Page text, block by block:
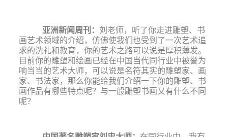
亚洲新闻周刊 ： 刘老师，听了你走进雕塑、书
画艺术领域的介绍，仿佛使我们也受到了一次艺术追
求的洗礼和教育，你的艺术之路可以说是厚积薄发。
目前你的雕塑和绘画已经在中国当代同行业中被誉为
响当当的艺术大师，可以说是名符其实的雕塑家、画
家、书法家，那么你能给我们介绍一下你的雕塑、书
画作品有哪些特点呢？与一般雕塑书画又有什么不同
呢？